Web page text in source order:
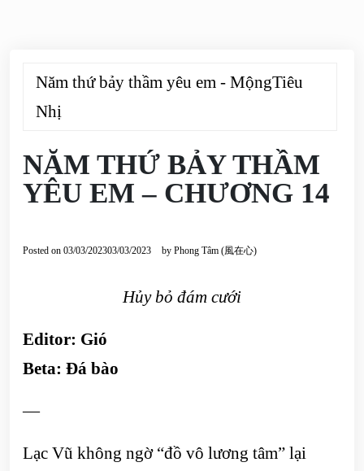
Năm thứ bảy thầm yêu em - MộngTiêu
Nhị
NĂM THỨ BẢY THẦM
YÊU EM – CHƯƠNG 14
Posted on 03/03/202303/03/2023 by Phong Tâm (風在心)
Hủy bỏ đám cưới
Editor: Gió
Beta: Đá bào
—
Lạc Vũ không ngờ “đồ vô lương tâm” lại